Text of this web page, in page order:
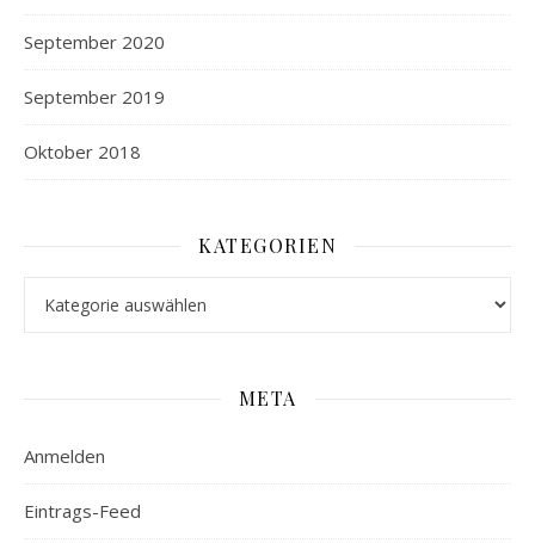
September 2020
September 2019
Oktober 2018
KATEGORIEN
META
Anmelden
Eintrags-Feed